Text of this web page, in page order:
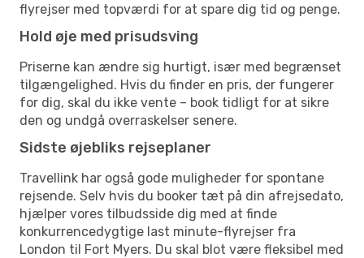
flyrejser med topværdi for at spare dig tid og penge.
Hold øje med prisudsving
Priserne kan ændre sig hurtigt, især med begrænset
tilgængelighed. Hvis du finder en pris, der fungerer
for dig, skal du ikke vente – book tidligt for at sikre
den og undgå overraskelser senere.
Sidste øjebliks rejseplaner
Travellink har også gode muligheder for spontane
rejsende. Selv hvis du booker tæt på din afrejsedato,
hjælper vores tilbudsside dig med at finde
konkurrencedygtige last minute-flyrejser fra
London til Fort Myers. Du skal blot være fleksibel med